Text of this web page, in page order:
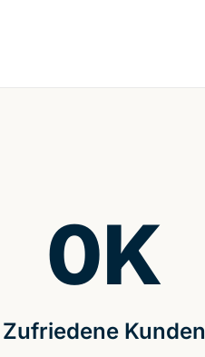
Zufriedene Kunden
0K